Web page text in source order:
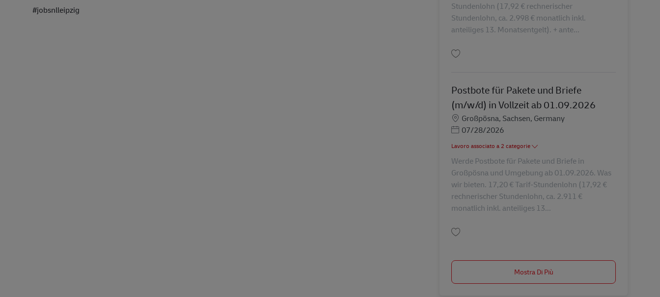
#jobsnlleipzig
Stundenlohn (17,92 € rechnerischer
Stundenlohn, ca. 2.998 € monatlich inkl.
anteiliges 13. Monatsentgelt). + ante...
Postbote für Pakete und Briefe
(m/w/d) in Vollzeit ab 01.09.2026
SedeGroßpösna, Sachsen, Germany
Posted Date
07/28/2026
Lavoro associato a 2 categorie
Werde Postbote für Pakete und Briefe in
Großpösna und Umgebung ab 01.09.2026. Was
wir bieten. 17,20 € Tarif-Stundenlohn (17,92 €
rechnerischer Stundenlohn, ca. 2.911 €
monatlich inkl. anteiliges 13...
Mostra Di Più